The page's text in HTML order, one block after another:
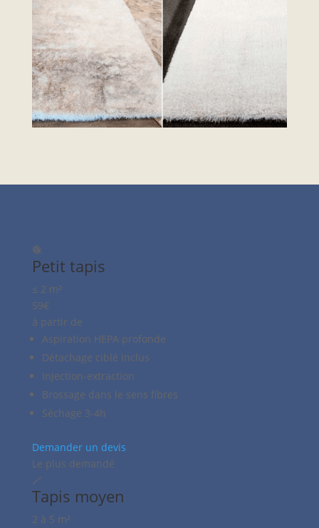
🧶
Petit tapis
≤ 2 m²
59€
à partir de
Aspiration HEPA profonde
Détachage ciblé inclus
Injection-extraction
Brossage dans le sens fibres
Séchage 3-4h
Demander un devis
Le plus demandé
🪄
Tapis moyen
2 à 5 m²